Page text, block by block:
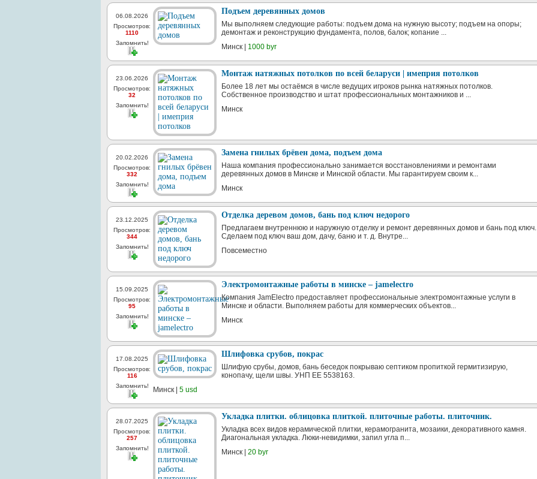
06.08.2026
Просмотров:
1110
Запомнить!
Подъем деревянных домов
Мы выполняем следующие работы: подъем дома на нужную высоту; подъем на опоры;
демонтаж и реконструкцию фундамента, полов, балок; копание ...
Минск | 1000 byr
23.06.2026
Просмотров:
32
Запомнить!
Монтаж натяжных потолков по всей беларуси | имеприя потолков
Более 18 лет мы остаёмся в числе ведущих игроков рынка натяжных потолков.
Собственное производство и штат профессиональных монтажников и ...
Минск
20.02.2026
Просмотров:
332
Запомнить!
Замена гнилых брёвен дома, подъем дома
Наша компания профессионально занимается восстановлениями и ремонтами
деревянных домов в Минске и Минской области. Мы гарантируем своим к...
Минск
23.12.2025
Просмотров:
344
Запомнить!
Отделка деревом домов, бань под ключ недорого
Предлагаем внутреннюю и наружную отделку и ремонт деревянных домов и бань под ключ.
Сделаем под ключ ваш дом, дачу, баню и т. д. Внутре...
Повсеместно
15.09.2025
Просмотров:
95
Запомнить!
Электромонтажные работы в минске – jamelectro
Компания JamElectro предоставляет профессиональные электромонтажные услуги в
Минске и области. Выполняем работы для коммерческих объектов...
Минск
17.08.2025
Просмотров:
116
Запомнить!
Шлифовка срубов, покрас
Шлифую срубы, домов, бань беседок покрываю септиком пропиткой гермитизирую,
конопачу, щели швы. УНП ЕЕ 5538163.
Минск | 5 usd
28.07.2025
Просмотров:
257
Запомнить!
Укладка плитки. облицовка плиткой. плиточные работы. плиточник.
Укладка всех видов керамической плитки, керамогранита, мозаики, декоративного камня.
Диагональная укладка. Люки-невидимки, запил угла п...
Минск | 20 byr